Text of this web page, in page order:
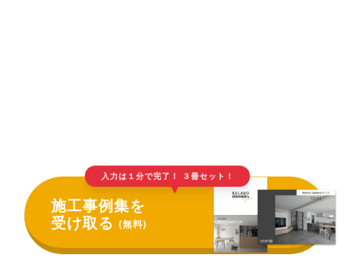
入力は１分で完了！ ３冊セット！
▲
施工事例集を
受け取る(無料)